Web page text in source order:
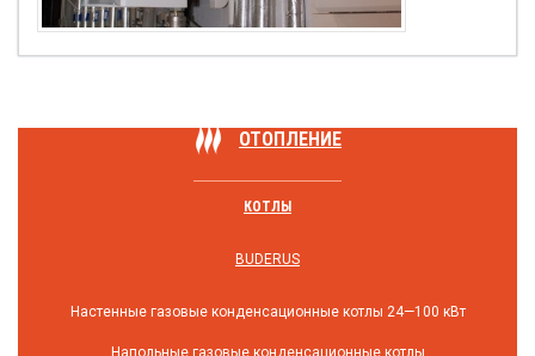
ОТОПЛЕНИЕ
КОТЛЫ
BUDERUS
Настенные газовые конденсационные котлы 24—100 кВт
Напольные газовые конденсационные котлы